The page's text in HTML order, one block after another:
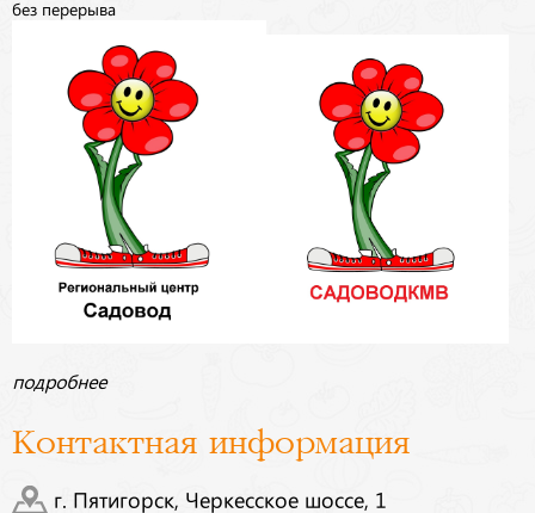
без перерыва
подробнее
Контактная информация
г. Пятигорск, Черкесское шоссе, 1